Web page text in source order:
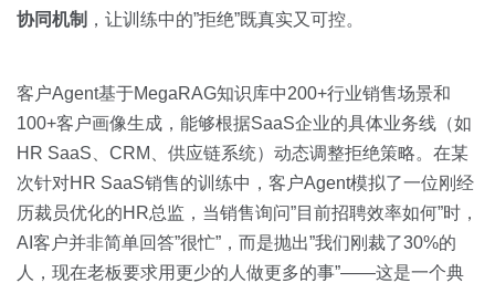
协同机制 ，让训练中的”拒绝”既真实又可控。
客户Agent基于MegaRAG知识库中200+行业销售场景和
100+客户画像生成，能够根据SaaS企业的具体业务线（如
HR SaaS、CRM、供应链系统）动态调整拒绝策略。在某
次针对HR SaaS销售的训练中，客户Agent模拟了一位刚经
历裁员优化的HR总监，当销售询问”目前招聘效率如何”时，
AI客户并非简单回答”很忙”，而是抛出”我们刚裁了30%的
人，现在老板要求用更少的人做更多的事”——这是一个典